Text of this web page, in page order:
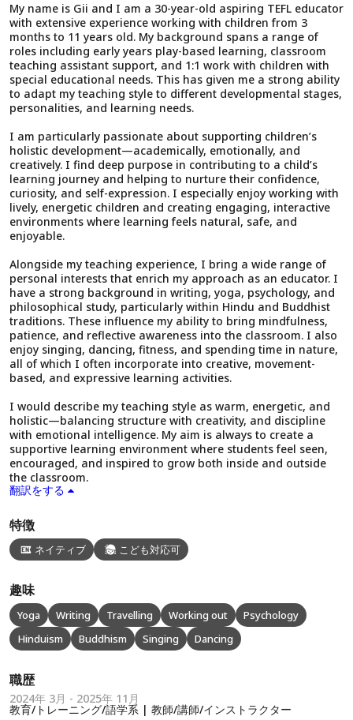
My name is Gii and I am a 30-year-old aspiring TEFL educator
with extensive experience working with children from 3
months to 11 years old. My background spans a range of
roles including early years play-based learning, classroom
teaching assistant support, and 1:1 work with children with
special educational needs. This has given me a strong ability
to adapt my teaching style to different developmental stages,
personalities, and learning needs.
I am particularly passionate about supporting children’s
holistic development—academically, emotionally, and
creatively. I find deep purpose in contributing to a child’s
learning journey and helping to nurture their confidence,
curiosity, and self-expression. I especially enjoy working with
lively, energetic children and creating engaging, interactive
environments where learning feels natural, safe, and
enjoyable.
Alongside my teaching experience, I bring a wide range of
personal interests that enrich my approach as an educator. I
have a strong background in writing, yoga, psychology, and
philosophical study, particularly within Hindu and Buddhist
traditions. These influence my ability to bring mindfulness,
patience, and reflective awareness into the classroom. I also
enjoy singing, dancing, fitness, and spending time in nature,
all of which I often incorporate into creative, movement-
based, and expressive learning activities.
I would describe my teaching style as warm, energetic, and
holistic—balancing structure with creativity, and discipline
with emotional intelligence. My aim is always to create a
supportive learning environment where students feel seen,
encouraged, and inspired to grow both inside and outside
the classroom.
翻訳をする
特徴
ネイティブ こども対応可
趣味
Yoga Writing Travelling Working out
Psychology
Hinduism
Buddhism Singing Dancing
職歴
2024年 3月 - 2025年 11月
教育/トレーニング/語学系 | 教師/講師/インストラクター